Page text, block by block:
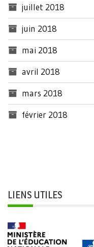
juillet 2018
juin 2018
mai 2018
avril 2018
mars 2018
février 2018
LIENS UTILES